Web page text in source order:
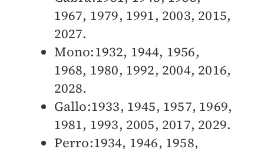
1967, 1979, 1991, 2003, 2015,
2027.
Mono:1932, 1944, 1956,
1968, 1980, 1992, 2004, 2016,
2028.
Gallo:1933, 1945, 1957, 1969,
1981, 1993, 2005, 2017, 2029.
Perro:1934, 1946, 1958,